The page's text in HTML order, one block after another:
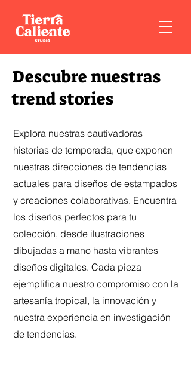
Descubre nuestras
trend stories
Explora nuestras cautivadoras
historias de temporada, que exponen
nuestras direcciones de tendencias
actuales para diseños de estampados
y creaciones colaborativas. Encuentra
los diseños perfectos para tu
colección, desde ilustraciones
dibujadas a mano hasta vibrantes
diseños digitales. Cada pieza
ejemplifica nuestro compromiso con la
artesanía tropical, la innovación y
nuestra experiencia en investigación
de tendencias.